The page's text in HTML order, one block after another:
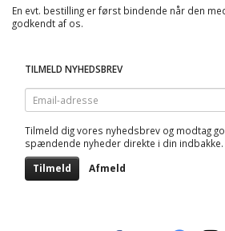
En evt. bestilling er først bindende når den
godkendt af os.
TILMELD NYHEDSBREV
Email-
adresse
Tilmeld dig vores nyhedsbrev og modtag
spændende nyheder direkte i din indbakke.
Tilmeld Afmeld